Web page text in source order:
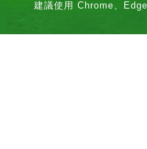
建議使用 Chrome、